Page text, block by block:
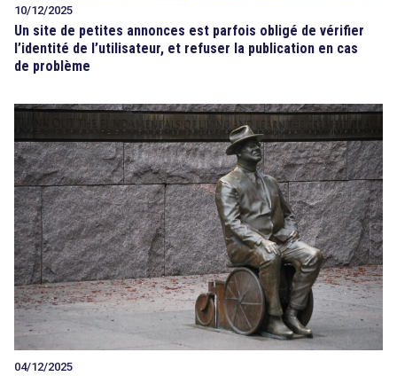
10/12/2025
Un site de petites annonces est parfois obligé de vérifier
l’identité de l’utilisateur, et refuser la publication en cas
de problème
04/12/2025